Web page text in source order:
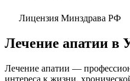
Лицензия Минздрава РФ
Лечение апатии в
Лечение апатии —
интереса к жизни,